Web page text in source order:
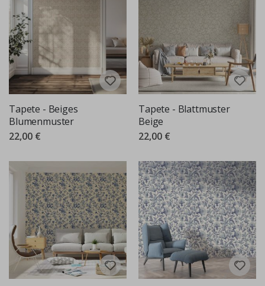
Tapete - Beiges
Blumenmuster
22,00 €
Tapete - Blattmuster
Beige
22,00 €